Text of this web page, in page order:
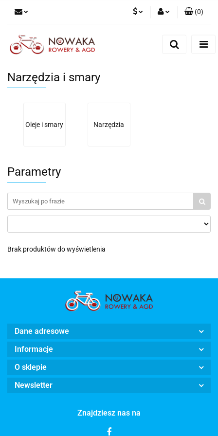
(0)
Narzędzia i smary
Oleje i smary Narzędzia
Parametry
Brak produktów do wyświetlenia
Dane adresowe
Informacje
O sklepie
Newsletter
Znajdziesz nas na